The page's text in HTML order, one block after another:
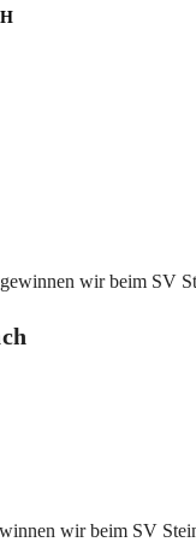
wir beim SV